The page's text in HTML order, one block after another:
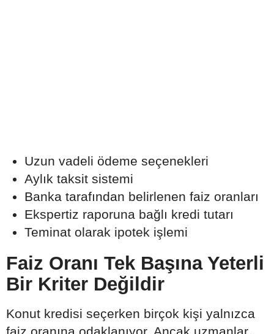
Uzun vadeli ödeme seçenekleri
Aylık taksit sistemi
Banka tarafından belirlenen faiz oranları
Ekspertiz raporuna bağlı kredi tutarı
Teminat olarak ipotek işlemi
Faiz Oranı Tek Başına Yeterli
Bir Kriter Değildir
Konut kredisi seçerken birçok kişi yalnızca